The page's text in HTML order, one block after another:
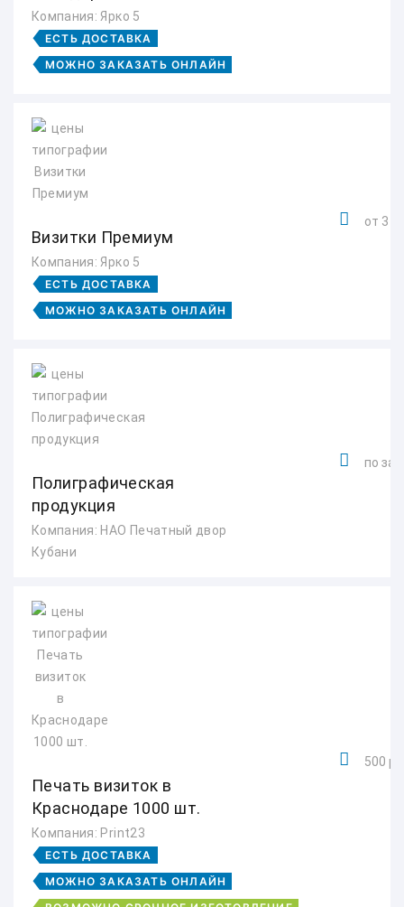
Компания: Ярко 5
ЕСТЬ ДОСТАВКА
МОЖНО ЗАКАЗАТЬ ОНЛАЙН
Визитки Премиум
Компания: Ярко 5
ЕСТЬ ДОСТАВКА
МОЖНО ЗАКАЗАТЬ ОНЛАЙН
от 3
Полиграфическая
продукция
Компания: НАО Печатный двор
Кубани
по
Печать визиток в
Краснодаре 1000 шт.
Компания: Print23
ЕСТЬ ДОСТАВКА
МОЖНО ЗАКАЗАТЬ ОНЛАЙН
500